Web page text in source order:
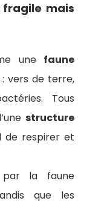
fragile mais
une faune
vers de terre,
Tous
structure
respirer et
la faune
que les